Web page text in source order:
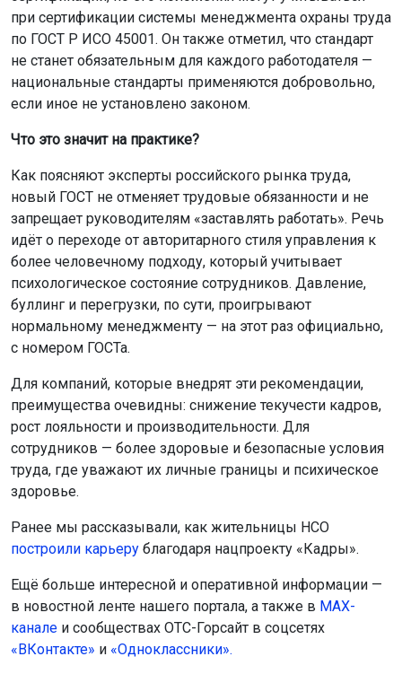
при сертификации системы менеджмента охраны труда
по ГОСТ Р ИСО 45001. Он также отметил, что стандарт
не станет обязательным для каждого работодателя —
национальные стандарты применяются добровольно,
если иное не установлено законом.
Что это значит на практике?
Как поясняют эксперты российского рынка труда,
новый ГОСТ не отменяет трудовые обязанности и не
запрещает руководителям «заставлять работать». Речь
идёт о переходе от авторитарного стиля управления к
более человечному подходу, который учитывает
психологическое состояние сотрудников. Давление,
буллинг и перегрузки, по сути, проигрывают
нормальному менеджменту — на этот раз официально,
с номером ГОСТа.
Для компаний, которые внедрят эти рекомендации,
преимущества очевидны: снижение текучести кадров,
рост лояльности и производительности. Для
сотрудников — более здоровые и безопасные условия
труда, где уважают их личные границы и психическое
здоровье.
Ранее мы рассказывали, как жительницы НСО
построили карьеру благодаря нацпроекту «Кадры».
Ещё больше интересной и оперативной информации —
в новостной ленте нашего портала, а также в МАХ-
канале и сообществах ОТС-Горсайт в соцсетях
«ВКонтакте» и «Одноклассники».